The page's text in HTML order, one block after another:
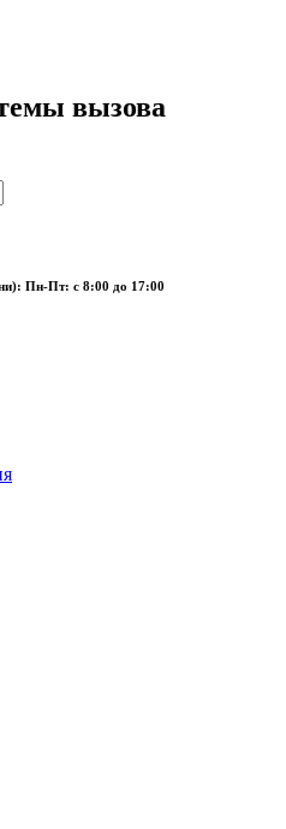
вызова
Пн-Пт: с 8:00 до 17:00